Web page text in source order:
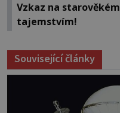
Vzkaz na
tajemstvím!
Související články